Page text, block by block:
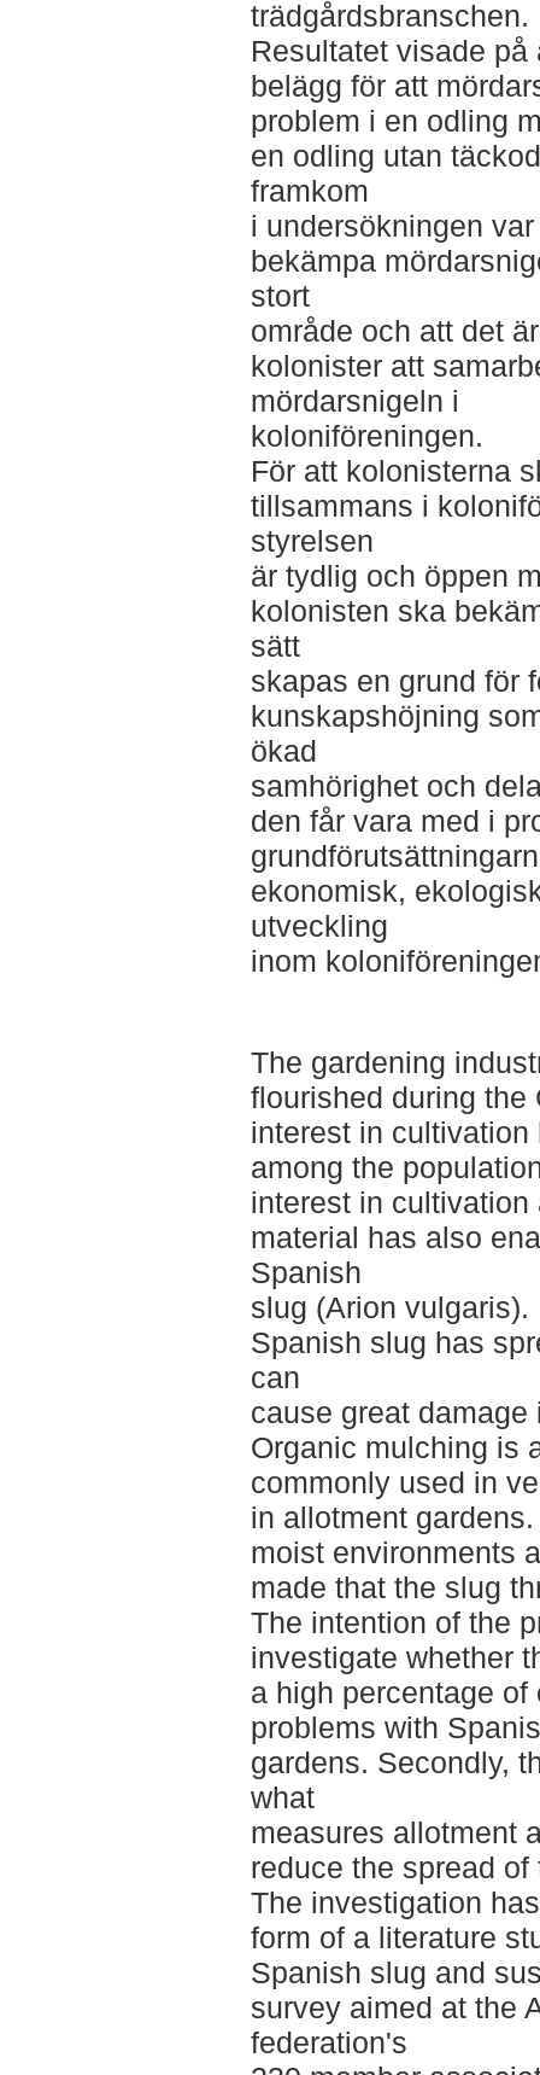
trädgårdsbranschen.
Resultatet visade
belägg för att
problem i en odling
en odling utan
framkom
i undersökningen
bekämpa
stort
område och att det
kolonister att
mördarsnigeln i
koloniföreningen.
För att kolonisterna
tillsammans i
styrelsen
är tydlig och öppen
kolonisten ska
sätt
skapas en grund för
kunskapshöjning
ökad
samhörighet och
den får vara med i
ekonomisk,
utveckling
inom
The gardening
flourished during the
interest in
among the
interest in
material has also
Spanish
slug (Arion
Spanish slug has
can
cause great
Organic mulching is
commonly used in
in allotment
moist environments
made that the slug
The intention of the
investigate whether
a high percentage
problems with
gardens. Secondly,
what
measures allotment
reduce the spread
The investigation
form of a literature
Spanish slug and
survey aimed at the
federation's